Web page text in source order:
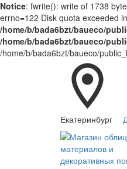
Notice: fwrite(): write of 1738
errno=122 Disk quota exceeded in
/home/b/bada6bzt/baueco/
/home/b/bada6bzt/baueco/
/home/b/bada6bzt/baueco/
Екатеринбург